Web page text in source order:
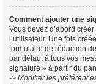
Comment ajouter une
Vous devez d’abord
l’utilisateur. Une fois
formulaire de rédaction
par défaut à tous vos
signature » à partir du
-> Modifier les